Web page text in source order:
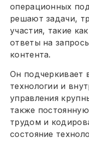
операционных
решают задачи,
участия, такие
ответы на
контента.
Он подчеркивает
технологии и
управления
также
трудом и
состояние